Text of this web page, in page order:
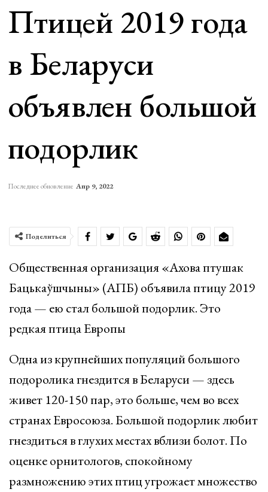
Птицей 2019 года
в Беларуси
объявлен большой
подорлик
Последнее обновление Апр 9, 2022
Поделиться
Общественная организация «Ахова птушак
Бацькаўшчыны» (АПБ) объявила птицу 2019
года — ею стал большой подорлик. Это
редкая птица Европы
Одна из крупнейших популяций большого
подоролика гнездится в Беларуси — здесь
живет 120-150 пар, это больше, чем во всех
странах Евросоюза. Большой подорлик любит
гнездиться в глухих местах вблизи болот. По
оценке орнитологов, спокойному
размножению этих птиц угрожает множество